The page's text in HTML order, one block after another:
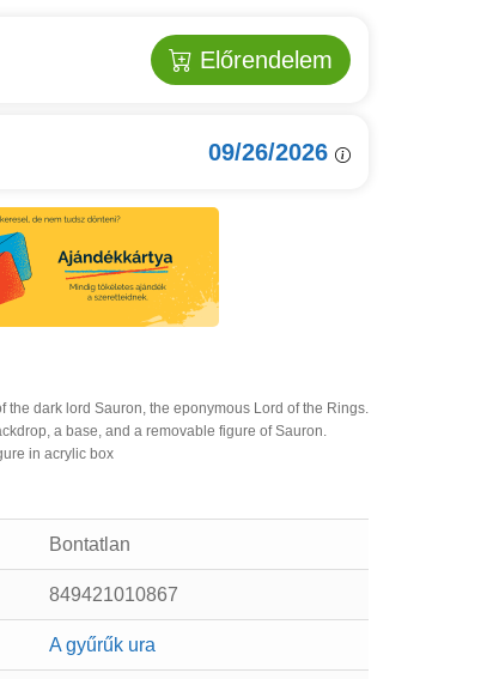
Előrendelem
09/26/2026
the dark lord Sauron, the eponymous Lord of the Rings.
a base, and a removable figure of Sauron.
in acrylic box
Bontatlan
849421010867
A gyűrűk ura